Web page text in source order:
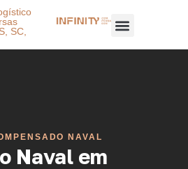
SC,
NAVAL
Naval em